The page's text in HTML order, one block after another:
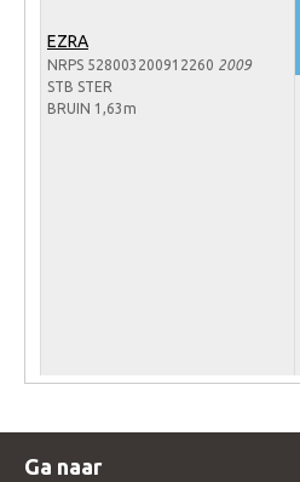
Predicaten
Cornage
EZRA
NRPS 528003200912260 2009
STB STER
BRUIN 1,63m
Ga naar